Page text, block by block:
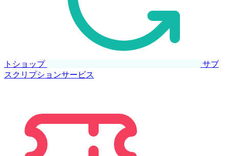
トショップ
サブ
スクリプションサービス